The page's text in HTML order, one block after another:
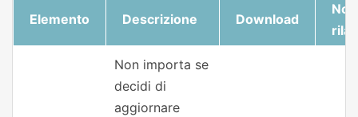
Elemento Descrizione Download
Non importa se
decidi di
aggiornare